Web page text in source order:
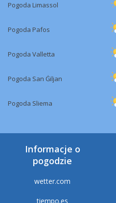
Pogoda Limassol
Pogoda Pafos
Pogoda Valletta
Pogoda San Ġiljan
Pogoda Sliema
Informacje o
pogodzie
wetter.com
tiempo.es